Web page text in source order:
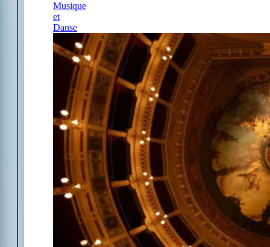
Musique
et
Danse